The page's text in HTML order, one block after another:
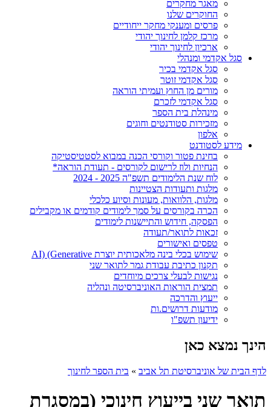
מאגר מחקרים
החוקרים שלנו
פרסים ומענקי מחקר ייחודיים
מרכז קלמן לחינוך יהודי
ארכיון לחינוך יהודי
סגל אקדמי ומנהלי
סגל אקדמי בכיר
סגל אקדמי זוטר
מורים מן החוץ ועמיתי הוראה
סגל אקדמי לזכרם
מינהלת בית הספר
מזכירות סטודנטים וחוגים
אלפון
מידע לסטודנט
בחינת פטור וקורסי הכנה במבוא לסטטיסטיקה
הנחיות ולוז לרישום לקורסים - תעודת הוראה*
לוח שנת הלימודים תשפ"ה 2025 - 2024
מלגות ותעודות הצטיינות
מלגות, הלוואות, מעונות וסיוע כלכלי
הכרה בקורסים על סמך לימודים קודמים או מקבילים
הפסקה, חידוש והתיישנות לימודים
זכאות לתואר/תעודה
טפסים ואישורים
שימוש בכלי בינה מלאכותית יוצרת AI) (Generative
תקנון כתיבת עבודת גמר לתואר שני
נגישות לבעלי צרכים מיוחדים
תמצית הוראות האוניברסיטה ונהליה
ייעוץ והדרכה
מודעות דרושים.ות
ידיעון תשפ"ו
הינך נמצא כאן
לדף הבית של אוניברסיטת תל אביב » בית הספר לחינוך
תואר שני בייעוץ חינוכי (במסגרת